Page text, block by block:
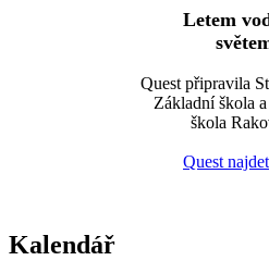
Letem
Quest připravila
Základní škola
škola
Quest
Kalendář